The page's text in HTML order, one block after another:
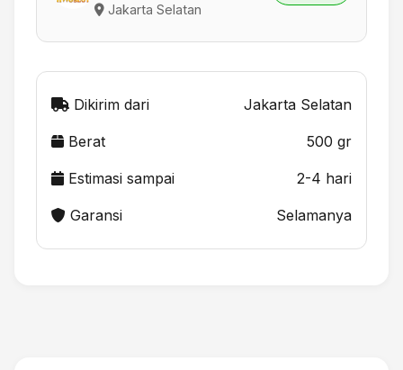
Jakarta Selatan
Dikirim dari Jakarta Selatan
Berat 500 gr
Estimasi sampai 2-4 hari
Garansi Selamanya